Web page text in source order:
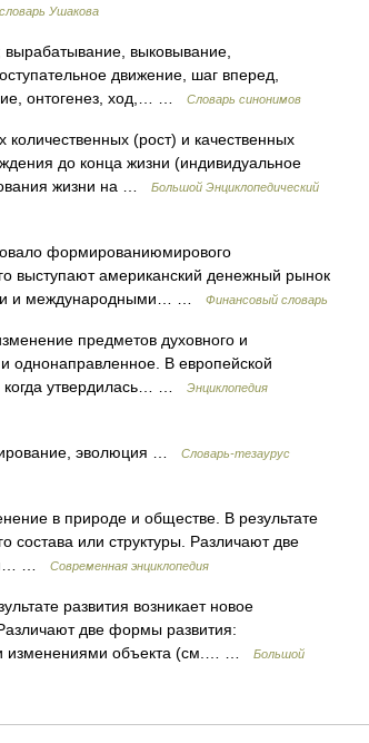
Ушакова
выковывание,
движение, шаг вперед,
онтогенез, ход,… …
Словарь синонимов
(рост) и качественных
до конца жизни (индивидуальное
жизни на …
Большой Энциклопедический
формированиюмирового
выступают американский денежный рынок
и международными… …
Финансовый словарь
предметов духовного и
однонаправленное. В европейской
утвердилась… …
Энциклопедия
эволюция …
Словарь-тезаурус
в природе и обществе. В результате
состава или структуры. Различают две
…
Современная энциклопедия
развития возникает новое
две формы развития:
изменениями объекта (см.… …
Большой